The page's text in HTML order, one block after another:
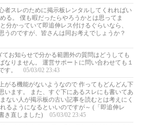
者スレのために掲示板レンタルしてくれればい
る。 僕も暇だったらやろうかとは思ってま
分かっていて即追伸レス付けるぐらいなら、
うのですが、皆さんは同お考えでしょうか？
お知らせで分かる範囲外の質問はどうしても
なりません。 運営サポートに問い合わせても１
す。
05/03/02 23:43
がる機能がないようなので 作ってもどんどん下
ます。 また、すぐ下にあるスレにも書いてあ
ない人が掲示板の古い記事を読むとは考えにく
るようになるといいのですが～ (「即追伸レ
き直しました)
05/03/02 23:45